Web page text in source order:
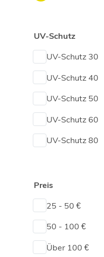
grün
lila
orange
pink
rot
Preis
25 - 50 €
50 - 100 €
Über 100 €
UV-Schutz
UV-Schutz 30
UV-Schutz 40
UV-Schutz 50
UV-Schutz 60
UV-Schutz 80